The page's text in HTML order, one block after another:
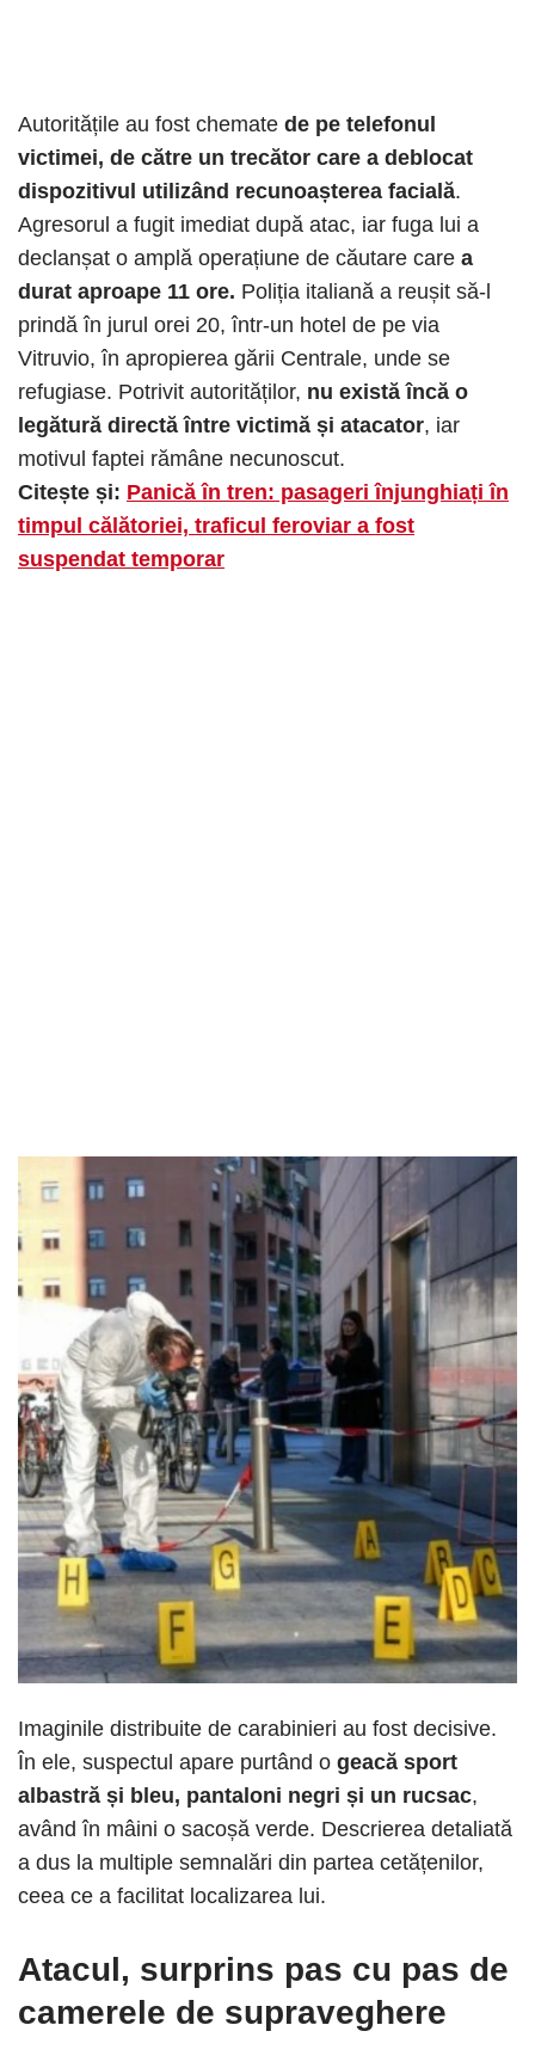
Autoritățile au fost chemate de pe telefonul
victimei, de către un trecător care a deblocat
dispozitivul utilizând recunoașterea facială.
Agresorul a fugit imediat după atac, iar fuga lui a
declanșat o amplă operațiune de căutare care a
durat aproape 11 ore. Poliția italiană a reușit să-l
prindă în jurul orei 20, într-un hotel de pe via
Vitruvio, în apropierea gării Centrale, unde se
refugiase. Potrivit autorităților, nu există încă o
legătură directă între victimă și atacator, iar
motivul faptei rămâne necunoscut.
Citește și: Panică în tren: pasageri înjunghiați în
timpul călătoriei, traficul feroviar a fost
suspendat temporar
Imaginile distribuite de carabinieri au fost decisive.
În ele, suspectul apare purtând o geacă sport
albastră și bleu, pantaloni negri și un rucsac,
având în mâini o sacoșă verde. Descrierea detaliată
a dus la multiple semnalări din partea cetățenilor,
ceea ce a facilitat localizarea lui.
Atacul, surprins pas cu pas de
camerele de supraveghere